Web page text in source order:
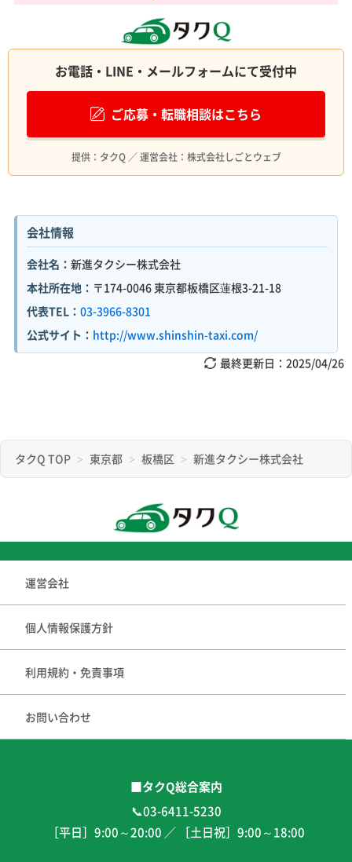
お電話・LINE・メールフォームにて受付中
ご応募・転職相談はこちら
提供：タクQ ／ 運営会社：株式会社しごとウェブ
会社情報
会社名： 新進タクシー株式会社
本社所在地： 〒174-0046 東京都板橋区蓮根3-21-18
代表TEL： 03-3966-8301
公式サイト： http://www.shinshin-taxi.com/
最終更新日： 2025/04/26
タクQ TOP 東京都 板橋区 新進タクシー株式会社
運営会社
個人情報保護方針
利用規約・免責事項
お問い合わせ
■タクQ総合案内
📞03-6411-5230
［平日］ 9:00～20:00 ／ ［土日祝］ 9:00～18:00